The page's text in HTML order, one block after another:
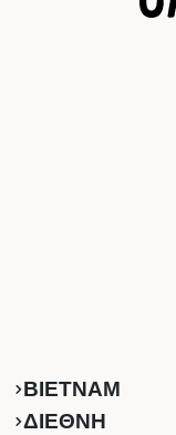
ΒΙΕΤΝΑΜ
ΔΙΕΘΝΗ